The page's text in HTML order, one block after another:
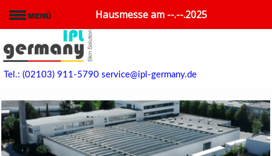
Hausmesse am --.--.2025
Tel.: (02103) 911-5790 service@ipl-germany.de